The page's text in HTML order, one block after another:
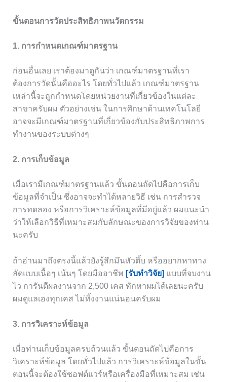
ขั้นตอนการวัดประสิทธิภาพนวัตกรรม
1. การกำหนดเกณฑ์มาตรฐาน
ก่อนอื่นเลย เราต้องมาดูกันว่า เกณฑ์มาตรฐานที่เรา
ต้องการวัดนั้นคืออะไร โดยทั่วไปแล้ว เกณฑ์มาตรฐาน
เหล่านี้จะถูกกำหนดโดยหน่วยงานที่เกี่ยวข้องในแต่ละ
สาขาครับผม ตัวอย่างเช่น ในการศึกษาด้านเทคโนโลยี
อาจจะมีเกณฑ์มาตรฐานที่เกี่ยวข้องกับประสิทธิภาพการ
ทำงานของระบบต่างๆ
2. การเก็บข้อมูล
เมื่อเรามีเกณฑ์มาตรฐานแล้ว ขั้นตอนถัดไปคือการเก็บ
ข้อมูลที่จำเป็น ซึ่งอาจจะทำได้หลายวิธี เช่น การสำรวจ
การทดลอง หรือการวิเคราะห์ข้อมูลที่มีอยู่แล้ว ผมแนะนำ
ว่าให้เลือกวิธีที่เหมาะสมกับลักษณะของการวิจัยของท่าน
นะครับ
ถ้าอ่านมาถึงตรงนี้แล้วยังรู้สึกมึนหัวตึ้บ หรืออยากหาทาง
ลัดแบบเนื้อๆ เน้นๆ โดยมืออาชีพ [รับทำวิจัย] แบบที่จบงาน
ไว การันตีผลงานจาก 2,500 เคส ทักหาผมได้เลยนะครับ
ผมดูแลเองทุกเคส ไม่ทิ้งงานแน่นอนครับผม
3. การวิเคราะห์ข้อมูล
เมื่อท่านเก็บข้อมูลครบถ้วนแล้ว ขั้นตอนถัดไปคือการ
วิเคราะห์ข้อมูล โดยทั่วไปแล้ว การวิเคราะห์ข้อมูลในขั้น
ตอนนี้จะต้องใช้ซอฟต์แวร์หรือเครื่องมือที่เหมาะสม เช่น